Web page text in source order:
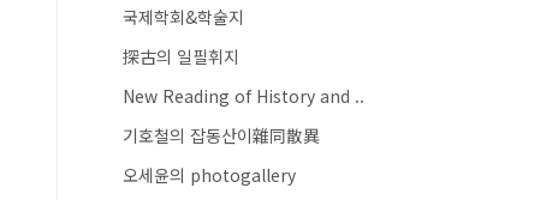
국제학회&학술지
探古의 일필휘지
New Reading of History and ..
기호철의 잡동산이雜同散異
오세윤의 photogallery